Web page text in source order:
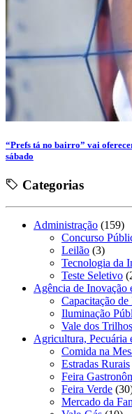
“Prefs tá no bairro” vai
sábado
Categorias
Administração (159)
Concurso
Leilão (3)
Tecnologia da
Teste Seletivo
Agência de Inovação
Capacitação
Iluminação
Vale dos Trilhos
Agricultura, Pecuária
Comida na
Estradas Rurais
Feira
Feira Verde
Mercado da